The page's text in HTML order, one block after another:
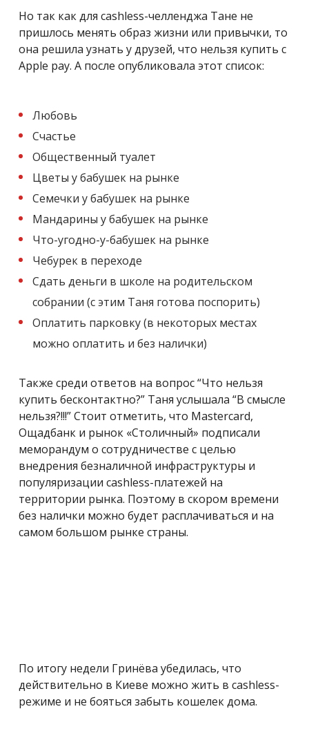
Но так как для cashless-челленджа Тане не
пришлось менять образ жизни или привычки, то
она решила узнать у друзей, что нельзя купить с
Apple pay. А после опубликовала этот список:
Любовь
Счастье
Общественный туалет
Цветы у бабушек на рынке
Семечки у бабушек на рынке
Мандарины у бабушек на рынке
Что-угодно-у-бабушек на рынке
Чебурек в переходе
Сдать деньги в школе на родительском
собрании (с этим Таня готова поспорить)
Оплатить парковку (в некоторых местах
можно оплатить и без налички)
Также среди ответов на вопрос “Что нельзя
купить бесконтактно?” Таня услышала “В смысле
нельзя?!!!” Стоит отметить, что Mastercard,
Ощадбанк и рынок «Столичный» подписали
меморандум о сотрудничестве с целью
внедрения безналичной инфраструктуры и
популяризации cashless-платежей на
территории рынка. Поэтому в скором времени
без налички можно будет расплачиваться и на
самом большом рынке страны.
По итогу недели Гринёва убедилась, что
действительно в Киеве можно жить в cashless-
режиме и не бояться забыть кошелек дома.